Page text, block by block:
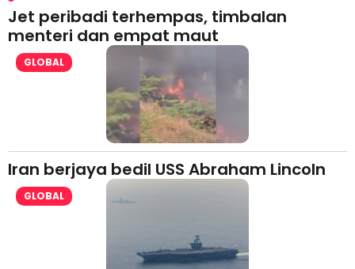
Jet peribadi terhempas, timbalan
menteri dan empat maut
GLOBAL
Iran berjaya bedil USS Abraham Lincoln
GLOBAL